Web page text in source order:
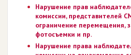
Нарушение прав
комиссии, представителей
ограничение перемещения,
фотосъемки и пр.
Нарушение права